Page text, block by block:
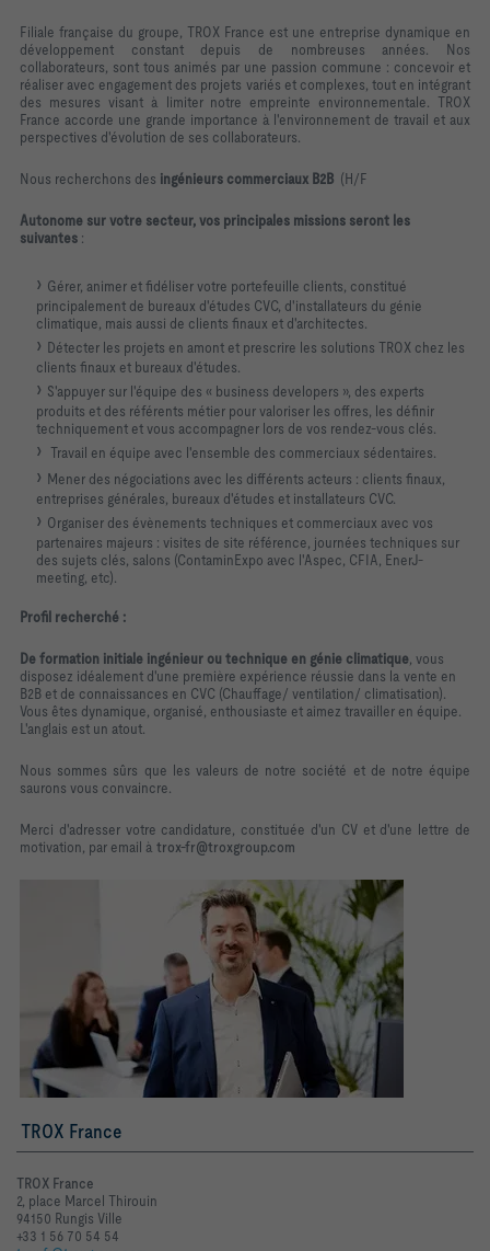
Filiale française du groupe, TROX France est une entreprise dynamique en
développement constant depuis de nombreuses années. Nos
collaborateurs, sont tous animés par une passion commune : concevoir et
réaliser avec engagement des projets variés et complexes, tout en intégrant
des mesures visant à limiter notre empreinte environnementale. TROX
France accorde une grande importance à l'environnement de travail et aux
perspectives d'évolution de ses collaborateurs.
Nous recherchons des ingénieurs commerciaux B2B (H/F
Autonome sur votre secteur, vos principales missions seront les
suivantes :
Gérer, animer et fidéliser votre portefeuille clients, constitué
principalement de bureaux d'études CVC, d'installateurs du génie
climatique, mais aussi de clients finaux et d'architectes.
Détecter les projets en amont et prescrire les solutions TROX chez les
clients finaux et bureaux d'études.
S'appuyer sur l'équipe des « business developers », des experts
produits et des référents métier pour valoriser les offres, les définir
techniquement et vous accompagner lors de vos rendez-vous clés.
Travail en équipe avec l'ensemble des commerciaux sédentaires.
Mener des négociations avec les différents acteurs : clients finaux,
entreprises générales, bureaux d'études et installateurs CVC.
Organiser des évènements techniques et commerciaux avec vos
partenaires majeurs : visites de site référence, journées techniques sur
des sujets clés, salons (ContaminExpo avec l'Aspec, CFIA, EnerJ-
meeting, etc).
Profil recherché :
De formation initiale ingénieur ou technique en génie climatique, vous
disposez idéalement d'une première expérience réussie dans la vente en
B2B et de connaissances en CVC (Chauffage/ ventilation/ climatisation).
Vous êtes dynamique, organisé, enthousiaste et aimez travailler en équipe.
L'anglais est un atout.
Nous sommes sûrs que les valeurs de notre société et de notre équipe
saurons vous convaincre.
Merci d'adresser votre candidature, constituée d'un CV et d'une lettre de
motivation, par email à trox-fr@troxgroup.com
TROX France
TROX France
2, place Marcel Thirouin
94150 Rungis Ville
+33 1 56 70 54 54